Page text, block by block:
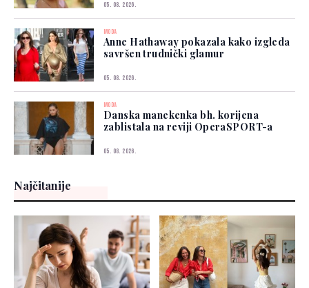
05. 08. 2026.
MODA
Anne Hathaway pokazala kako izgleda
savršen trudnički glamur
05. 08. 2026.
MODA
Danska manekenka bh. korijena
zablistala na reviji OperaSPORT-a
05. 08. 2026.
Najčitanije